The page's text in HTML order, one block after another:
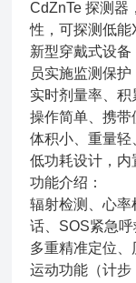
CdZnTe 探测器
性，可探测低能
新型穿戴式设备
员实施监测保护
实时剂量率、积
操作简单、携带
体积小、重量轻
低功耗设计，内
功能介绍：
辐射检测、心率
话、SOS紧急呼
多重精准定位
运动功能（计步